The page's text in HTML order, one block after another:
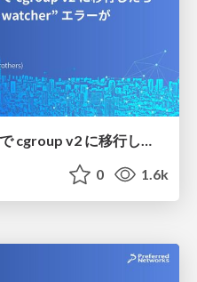
Kubernetes + containerd で cgroup v2 に移行したら "failed to create fsnotify watcher" エラーが発生する原因と対策
0 1.6k